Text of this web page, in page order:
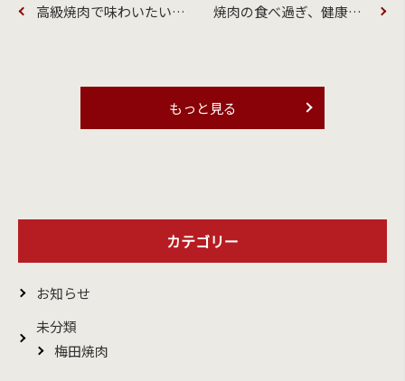
高級焼肉で味わいたい、希少部位5選！ 焼肉の食べ過ぎ、健康に影響あり！
もっと見る
カテゴリー
お知らせ
未分類
梅田焼肉